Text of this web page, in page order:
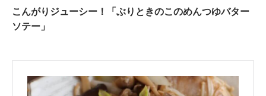
こんがりジューシー！「ぶりときのこのめんつゆバター
ソテー」